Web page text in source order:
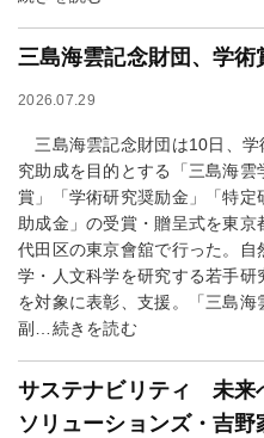
三島海雲記念財団、学術
2026.07.29
三島海雲記念財団は10日、学
究助成を目的とする「三島海雲
賞」「学術研究奨励金」「特定
助成金」の受賞・贈呈式を東京
代田区の東京會舘で行った。自
学・人文科学を研究する若手研
を対象に表彰、支援。「三島
副…続きを読む
サステナビリティ 未来
ソリューションズ・吉